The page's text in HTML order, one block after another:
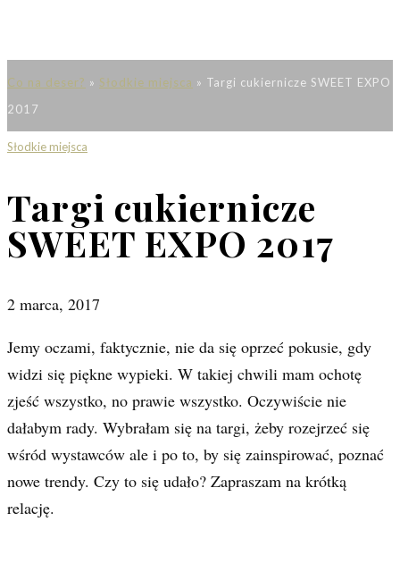
Co na deser? » Słodkie miejsca » Targi cukiernicze SWEET EXPO
2017
Słodkie miejsca
Targi cukiernicze
SWEET EXPO 2017
2 marca, 2017
Jemy oczami, faktycznie, nie da się oprzeć pokusie, gdy
widzi się piękne wypieki. W takiej chwili mam ochotę
zjeść wszystko, no prawie wszystko. Oczywiście nie
dałabym rady. Wybrałam się na targi, żeby rozejrzeć się
wśród wystawców ale i po to, by się zainspirować, poznać
nowe trendy. Czy to się udało? Zapraszam na krótką
relację.